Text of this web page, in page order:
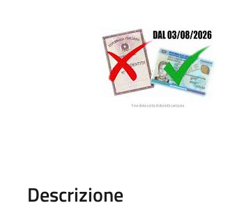
Descrizione